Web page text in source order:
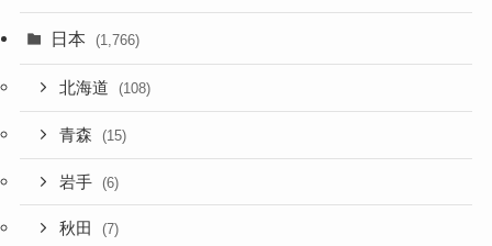
日本 (1,766)
北海道 (108)
青森 (15)
岩手 (6)
秋田 (7)